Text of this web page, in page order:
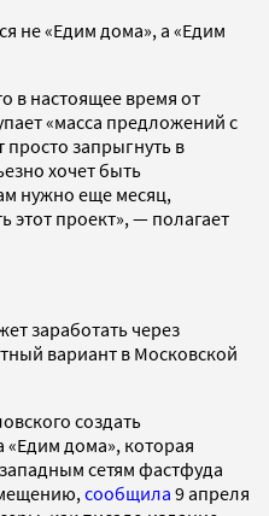
не «Едим дома», а «Едим
в настоящее время от
«масса предложений с
просто запрыгнуть в
хочет быть
нужно еще месяц,
этот проект», — полагает
заработать через
вариант в Московской
создать
дома», которая
сетям фастфуда
сообщила 9 апреля